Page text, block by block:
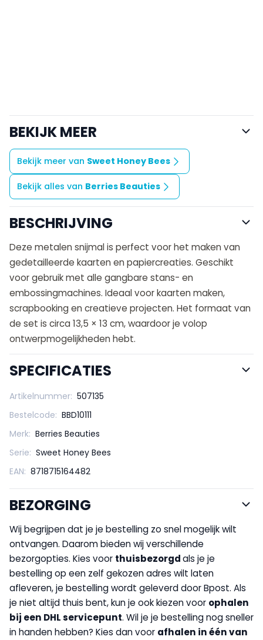
BEKIJK MEER
Bekijk meer van Sweet Honey Bees
Bekijk alles van Berries Beauties
BESCHRIJVING
Deze metalen snijmal is perfect voor het maken van
gedetailleerde kaarten en papiercreaties. Geschikt
voor gebruik met alle gangbare stans- en
embossingmachines. Ideaal voor kaarten maken,
scrapbooking en creatieve projecten. Het formaat van
de set is circa 13,5 × 13 cm, waardoor je volop
ontwerpmogelijkheden hebt.
SPECIFICATIES
Artikelnummer: 507135
Bestelcode: BBD10111
Merk: Berries Beauties
Serie: Sweet Honey Bees
EAN: 8718715164482
BEZORGING
Wij begrijpen dat je je bestelling zo snel mogelijk wilt
ontvangen. Daarom bieden wij verschillende
bezorgopties. Kies voor thuisbezorgdals je je
bestelling op een zelf gekozen adres wilt laten
afleveren, je bestelling wordt geleverd door Bpost. Als
je niet altijd thuis bent, kun je ook kiezen voor ophalen
bij een DHL servicepunt. Wil je je bestelling nog sneller
in handen hebben? Kies dan voor afhalen in één van